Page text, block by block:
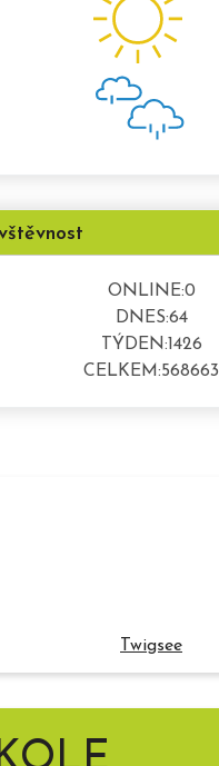
ONLINE:0
DNES:64
TÝDEN:1426
CELKEM:568663
Twigsee